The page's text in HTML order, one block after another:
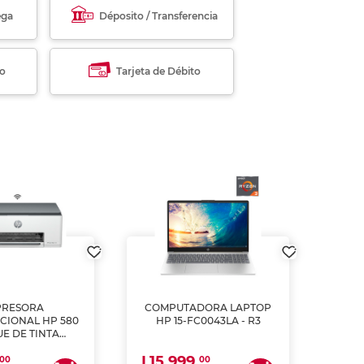
Déposito / Transferencia
Tarjeta de Débito
HP 580
DE TINTA
00
COMPUTADORA LAPTOP
HP 15-FC0043LA - R3
00